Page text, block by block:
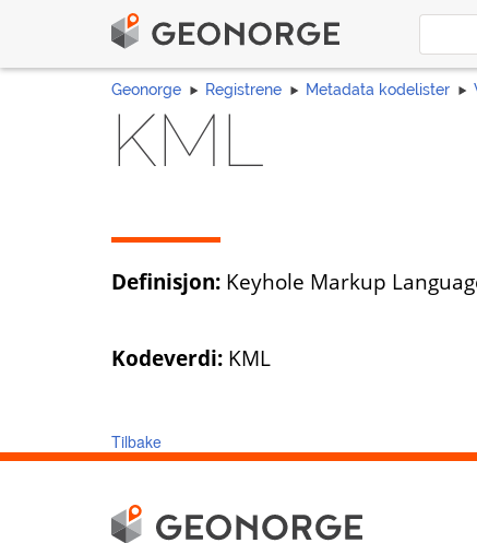
Geonorge Registrene Metadata kodelister
KML
Definisjon: Keyhole Markup
Kodeverdi: KML
Tilbake